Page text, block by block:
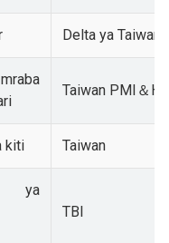
Delta ya Taiwan
Taiwan PMI＆
kiti Taiwan
ya
TBI